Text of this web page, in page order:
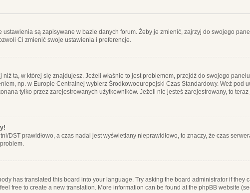
są zapisywane w bazie danych forum. Żeby je zmienić, zajrzyj do swojego
Ci zmienić swoje ustawienia i preferencje.
ta, w której się znajdujesz. Jeżeli właśnie to jest problemem, przejdź do swojego
np. w Europie Centralnej wybierz Środkowoeuropejski Czas Standardowy. Weź pod
tylko przez zarejestrowanych użytkowników. Jeżeli nie jesteś zarejestrowany, to
DST prawidłowo, a czas nadal jest wyświetlany nieprawidłowo, to znaczy, że czas
has translated this board into your language. Try asking the board administrator if they
free to create a new translation. More information can be found at the phpBB website